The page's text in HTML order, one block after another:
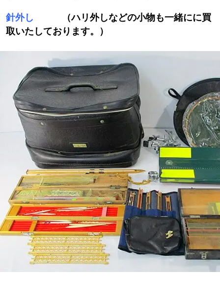
針外し
（ハリ外しなどの小物も一緒にに買
取いたしております。）